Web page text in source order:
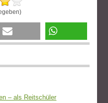
– als Reitschüler